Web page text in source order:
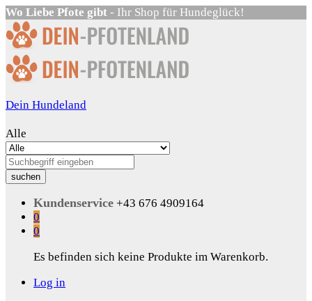
Wo Liebe Pfote gibt - Ihr Shop für Hundeglück!
Dein Hundeland
Alle
suchen
Kundenservice +43 676 4909164
0
0
Es befinden sich keine Produkte im Warenkorb.
Log in